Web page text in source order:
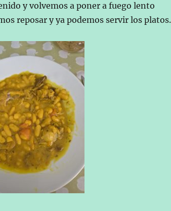
y volvemos a poner a fuego lento
reposar y ya podemos servir los platos.